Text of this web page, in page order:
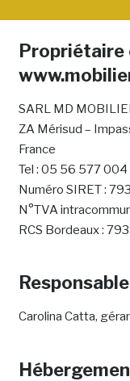
Propriétaire
SARL MD
ZA Mérisud –
France
Tel : 05 56 577
Numéro SIRET :
N°TVA
RCS Bordeaux :
Carolina Catta,